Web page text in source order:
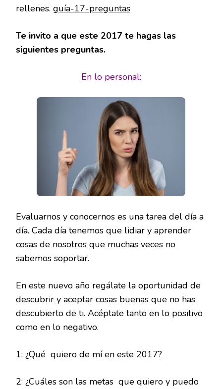
rellenes. guía-17-preguntas
Te invito a que este 2017 te hagas las
siguientes preguntas.
En lo personal:
Evaluarnos y conocernos es una tarea del día a
día. Cada día tenemos que lidiar y aprender
cosas de nosotros que muchas veces no
sabemos soportar.
En este nuevo año regálate la oportunidad de
descubrir y aceptar cosas buenas que no has
descubierto de ti. Acéptate tanto en lo positivo
como en lo negativo.
1: ¿Qué quiero de mí en este 2017?
2: ¿Cuáles son las metas que quiero y puedo